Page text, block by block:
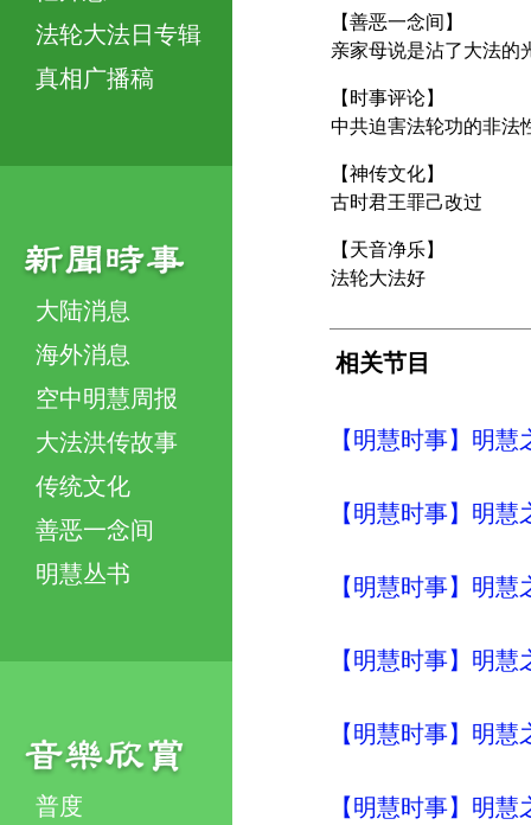
法轮大法日专辑
真相广播稿
大陆消息
海外消息
空中明慧周报
大法洪传故事
传统文化
善恶一念间
明慧丛书
普度
【善恶一念间】
亲家母说是沾了大法的
【时事评论】
中共迫害法轮功的非法
【神传文化】
古时君王罪己改过
【天音净乐】
法轮大法好
相关节目
【明慧时事】明
【明慧时事】明
【明慧时事】明
【明慧时事】明
【明慧时事】明
【明慧时事】明